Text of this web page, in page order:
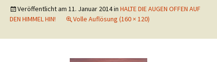
Veröffentlicht am 11. Januar 2014in HALTE DIE AUGEN OFFEN AUF
DEN HIMMEL HIN!
Volle Auflösung (160 × 120)